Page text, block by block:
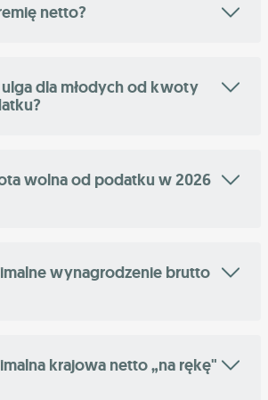
netto?
ulga dla młodych od kwoty
wolna od podatku w 2026
wynagrodzenie brutto
krajowa netto „na rękę"